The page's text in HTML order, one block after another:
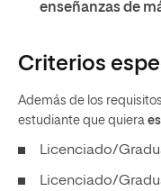
enseñanzas de
Criterios
Además de los
estudiante que quiera
Licenciado/
Licenciado/